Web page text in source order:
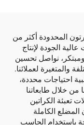
المحدودة أكثر من
عالية الجودة لإنتاج
ومبتكر، نواصل تحسين
والمتغيرة لعملائنا.
احتياجات محددة،
من خلال طابعاتنا
تعبئة الكراتين
المضلع الكاملة
باستخدام الحاسب